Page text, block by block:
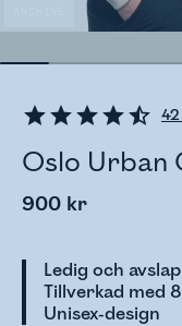
42
Oslo Urban
900 kr
Ledig och
Tillverkad med
Unisex-design